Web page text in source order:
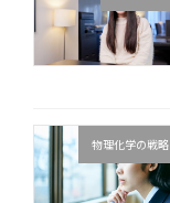
物理化学の戦略